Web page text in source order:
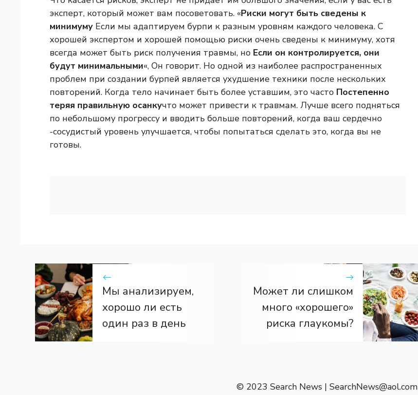
эксперт, который может вам посоветовать. «Риски могут быть сведены к
минимуму Если мы адаптируем бурпи к разным уровням каждого человека. С
хорошей экспертом и хорошей помощью риски очень сведены к минимуму, хотя
всегда может быть риск получения травмы, но Если он контролируется, они
будут минимальными«, Он говорит. Но одной из наиболее распространенных
проблем при создании бурпей является ухудшение техники после нескольких
повторений. Когда тело начинает быть более уставшим, это часто Постепенно
теряя правильную осанкучто может привести к травмам. Лучше всего подняться
по небольшому прогрессу и вводить больше повторений, когда ваш сердечно
-сосудистый уровень улучшается, чтобы попытаться сделать это, когда вы не
готовы.
Мы анализируем,
хорошо ли есть
один раз в день
Может ли слишком
много «хорошего»
риска глаукомы?
© 2023 Search News | SearchNews@aol.com